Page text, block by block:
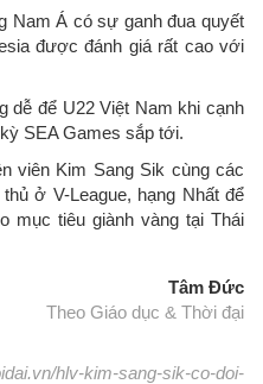
Nam Á có sự ganh đua quyết
được đánh giá rất cao với
dễ để U22 Việt Nam khi cạnh
SEA Games sắp tới.
viên Kim Sang Sik cùng các
ở V-League, hạng Nhất để
mục tiêu giành vàng tại Thái
Tâm Đức
Theo Giáo dục & Thời đại
hlv-kim-sang-sik-co-doi-